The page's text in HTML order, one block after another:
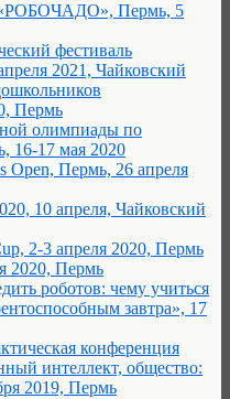
«РОБОЧАДО», Пермь, 5
фестиваль
2021, Чайковский
Пермь
олимпиады по
16-17 мая 2020
Open, Пермь, 26 апреля
10 апреля, Чайковский
2-3 апреля 2020, Пермь
2020, Пермь
роботов: чему учиться
завтра», 17
конференция
интеллект, общество:
2019, Пермь